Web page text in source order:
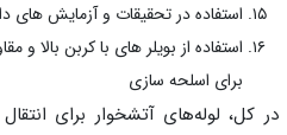
استفاده در تحقیقات و آزمایش های
استفاده از بویلر های با کربن بالا و
برای اسلحه سازی
لوله‌های آتشخوار برای انتقال